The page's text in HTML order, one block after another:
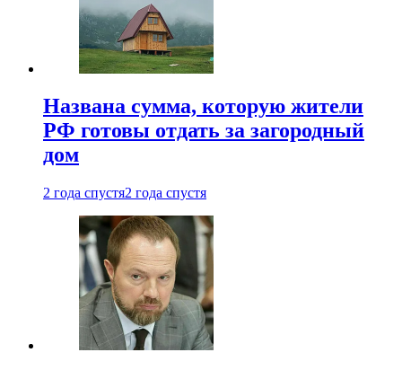
Названа сумма, которую жители
РФ готовы отдать за загородный
дом
2 года спустя2 года спустя